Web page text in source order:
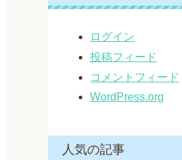
ログイン
投稿フィード
コメントフィード
WordPress.org
人気の記事